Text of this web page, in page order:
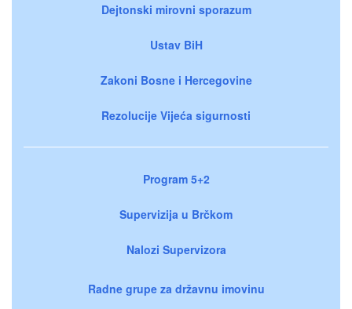
Dejtonski mirovni sporazum
Ustav BiH
Zakoni Bosne i Hercegovine
Rezolucije Vijeća sigurnosti
Program 5+2
Supervizija u Brčkom
Nalozi Supervizora
Radne grupe za državnu imovinu